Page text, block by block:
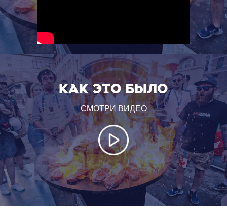
КАК ЭТО Было
СМОТРИ ВИДЕО
Content Oriented Web
Make great presentations, longreads, and landing pages, as well as photo
stories, blogs, lookbooks, and all other kinds of content oriented projects.